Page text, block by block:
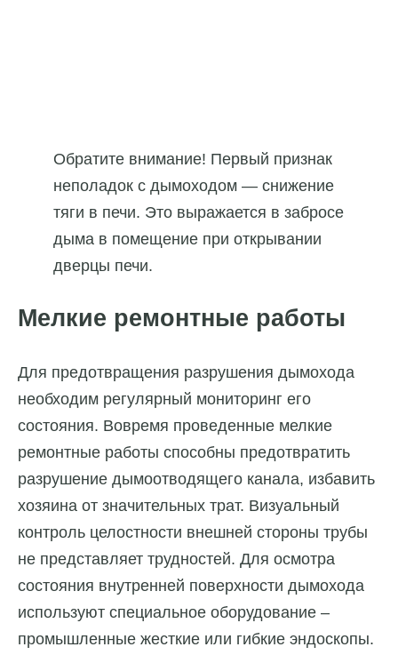
Обратите внимание! Первый признак
неполадок с дымоходом — снижение
тяги в печи. Это выражается в забросе
дыма в помещение при открывании
дверцы печи.
Мелкие ремонтные работы
Для предотвращения разрушения дымохода
необходим регулярный мониторинг его
состояния. Вовремя проведенные мелкие
ремонтные работы способны предотвратить
разрушение дымоотводящего канала, избавить
хозяина от значительных трат. Визуальный
контроль целостности внешней стороны трубы
не представляет трудностей. Для осмотра
состояния внутренней поверхности дымохода
используют специальное оборудование –
промышленные жесткие или гибкие эндоскопы.